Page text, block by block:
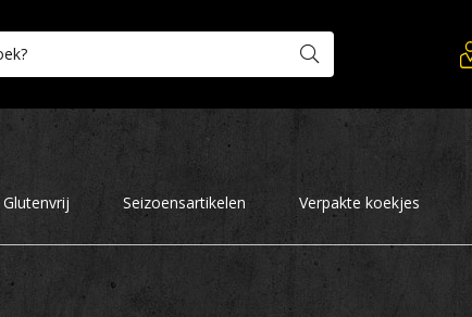
Glutenvrij Seizoensartikelen Verpakte koekjes